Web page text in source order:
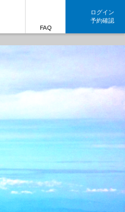
FAQ
ログイン
予約確認